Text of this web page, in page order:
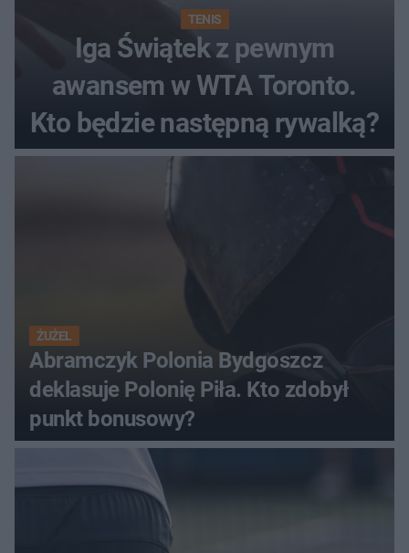
TENIS
Iga Świątek z pewnym
awansem w WTA Toronto.
Kto będzie następną rywalką?
ŻUŻEL
Abramczyk Polonia Bydgoszcz
deklasuje Polonię Piła. Kto zdobył
punkt bonusowy?